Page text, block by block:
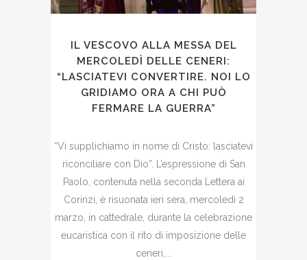
IL VESCOVO ALLA MESSA DEL
MERCOLEDÌ DELLE CENERI:
“LASCIATEVI CONVERTIRE. NOI LO
GRIDIAMO ORA A CHI PUÒ
FERMARE LA GUERRA”
“Vi supplichiamo in nome di Cristo: lasciatevi
riconciliare con Dio”. L’espressione di San
Paolo, contenuta nella seconda Lettera ai
Corinzi, è risuonata ieri sera, mercoledì 2
marzo, in cattedrale, durante la celebrazione
eucaristica con il rito di imposizione delle
ceneri,...